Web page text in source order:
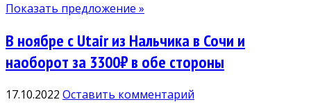
Показать предложение »
В ноябре с Utair из Нальчика в Сочи и
наоборот за 3300₽ в обе стороны
17.10.2022 Оставить комментарий